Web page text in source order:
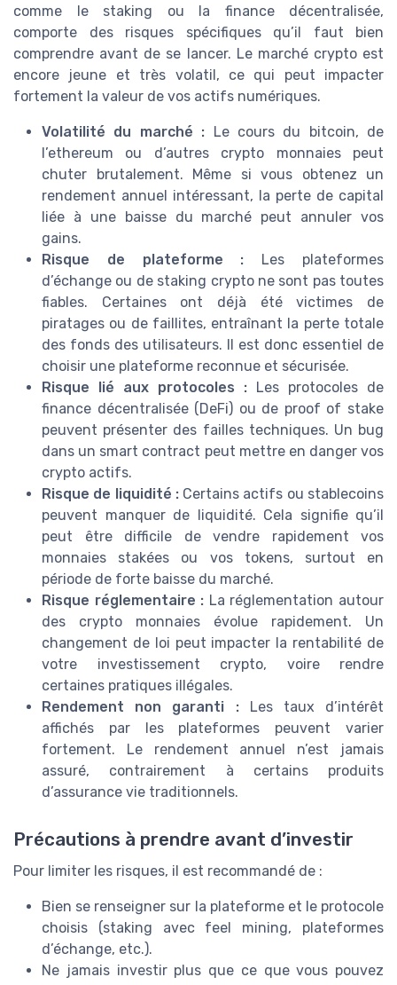
comme le staking ou la finance décentralisée,
comporte des risques spécifiques qu’il faut bien
comprendre avant de se lancer. Le marché crypto est
encore jeune et très volatil, ce qui peut impacter
fortement la valeur de vos actifs numériques.
Volatilité du marché : Le cours du bitcoin, de
l’ethereum ou d’autres crypto monnaies peut
chuter brutalement. Même si vous obtenez un
rendement annuel intéressant, la perte de capital
liée à une baisse du marché peut annuler vos
gains.
Risque de plateforme : Les plateformes
d’échange ou de staking crypto ne sont pas toutes
fiables. Certaines ont déjà été victimes de
piratages ou de faillites, entraînant la perte totale
des fonds des utilisateurs. Il est donc essentiel de
choisir une plateforme reconnue et sécurisée.
Risque lié aux protocoles : Les protocoles de
finance décentralisée (DeFi) ou de proof of stake
peuvent présenter des failles techniques. Un bug
dans un smart contract peut mettre en danger vos
crypto actifs.
Risque de liquidité :Certains actifs ou stablecoins
peuvent manquer de liquidité. Cela signifie qu’il
peut être difficile de vendre rapidement vos
monnaies stakées ou vos tokens, surtout en
période de forte baisse du marché.
Risque réglementaire : La réglementation autour
des crypto monnaies évolue rapidement. Un
changement de loi peut impacter la rentabilité de
votre investissement crypto, voire rendre
certaines pratiques illégales.
Rendement non garanti :Les taux d’intérêt
affichés par les plateformes peuvent varier
fortement. Le rendement annuel n’est jamais
assuré, contrairement à certains produits
d’assurance vie traditionnels.
Précautions à prendre avant d’investir
Pour limiter les risques, il est recommandé de :
Bien se renseigner sur la plateforme et le protocole
choisis (staking avec feel mining, plateformes
d’échange, etc.).
Ne jamais investir plus que ce que vous pouvez